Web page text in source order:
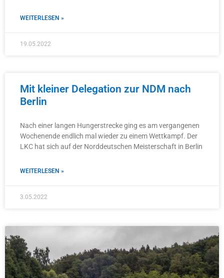
WEITERLESEN »
19.05.2022
Mit kleiner Delegation zur NDM nach
Berlin
Nach einer langen Hungerstrecke ging es am vergangenen
Wochenende endlich mal wieder zu einem Wettkampf. Der
LKC hat sich auf der Norddeutschen Meisterschaft in Berlin
WEITERLESEN »
3.05.2022